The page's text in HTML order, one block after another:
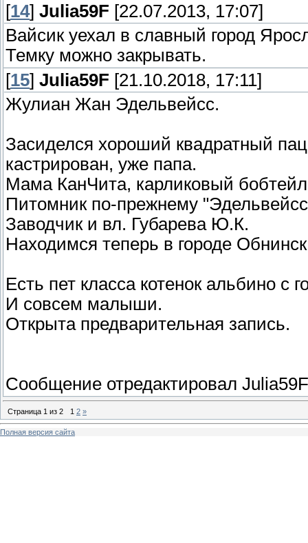
[14] Julia59F [22.07.2013, 17:07]
Вайсик уехал в славный город
Темку можно закрывать.
[15] Julia59F [21.10.2018, 17:11]
Жулиан Жан Эдельвейсс.
Засиделся хороший квадратный
кастрирован, уже папа.
Мама КанЧита, карликовый
Питомник по-прежнему
Заводчик и вл. Губарева Ю.К.
Находимся теперь в городе
Есть пет класса котенок альбино с
И совсем малыши.
Открыта предварительная запись.
Сообщение отредактировал Julia59F
Страница 1 из 2 1 2 »
Полная версия сайта